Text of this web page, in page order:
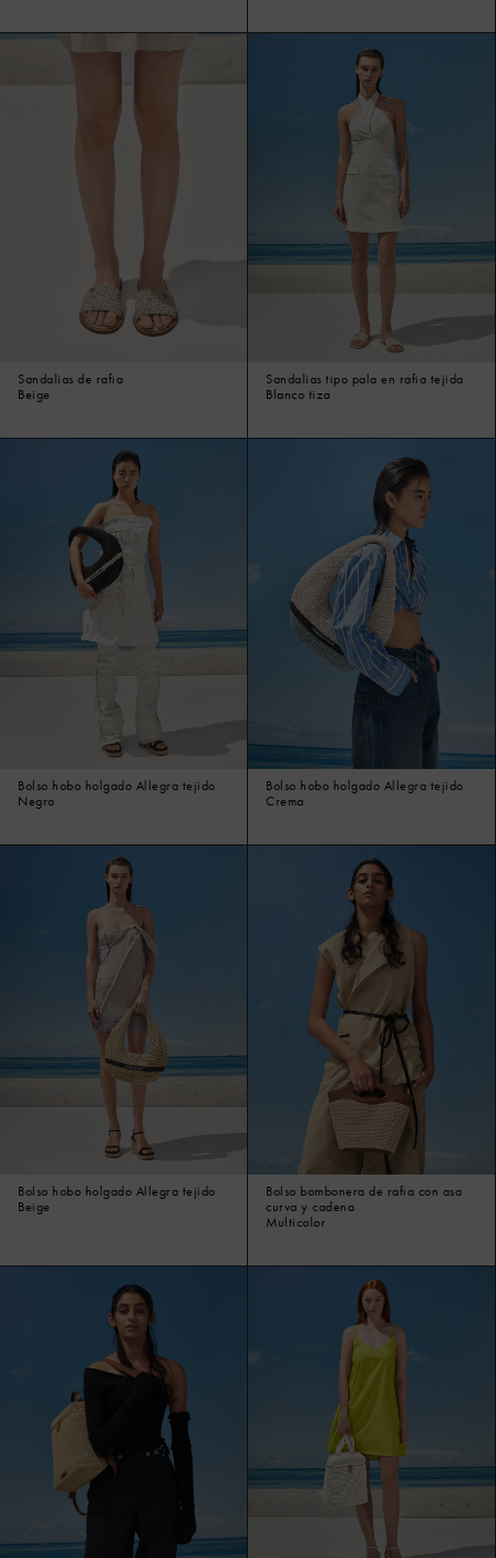
Sandalias de rafia
Beige
Sandalias tipo pala en rafia tejida
Blanco tiza
Bolso hobo holgado Allegra tejido
Negro
Bolso hobo holgado Allegra tejido
Crema
Bolso hobo holgado Allegra tejido
Beige
Bolso bombonera de rafia con asa
curva y cadena
Multicolor